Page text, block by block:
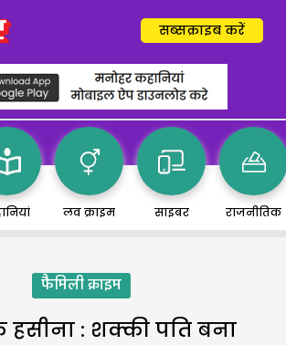
सब्सक्राइब करें
लव क्राइम साइबर राजनीतिक
फैमिली क्राइम
: शक्की पति बना